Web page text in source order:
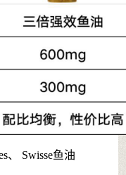
、 Swisse鱼油